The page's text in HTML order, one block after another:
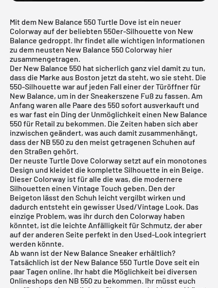
Mit dem New Balance 550 Turtle Dove ist ein neuer
Colorway auf der beliebten 550er-Silhouette von New
Balance gedroppt. Ihr findet alle wichtigen Informationen
zu dem neusten New Balance 550 Colorway hier
zusammengetragen.
Der New Balance 550 hat sicherlich ganz viel damit zu tun,
dass die Marke aus Boston jetzt da steht, wo sie steht. Die
550-Silhouette war auf jeden Fall einer der Türöffner für
New Balance, um in der Sneakerszene Fuß zu fassen. Am
Anfang waren alle Paare des 550 sofort ausverkauft und
es war fast ein Ding der Unmöglichkeit einen New Balance
550 für Retail zu bekommen. Die Zeiten haben sich aber
inzwischen geändert, was auch damit zusammenhängt,
dass der NB 550 zu den meist getragenen Schuhen auf
den Straßen gehört.
Der neuste Turtle Dove Colorway setzt auf ein monotones
Design und kleidet die komplette Silhouette in ein Beige.
Dieser Colorway ist für alle die was, die modernere
Silhouetten einen Vintage Touch geben. Den der
Beigeton lässt den Schuh leicht vergilbt wirken und
dadurch entsteht ein gewisser Used/Vintage Look. Das
einzige Problem, was ihr durch den Colorway haben
könntet, ist die leichte Anfälligkeit für Schmutz, der aber
auf der anderen Seite perfekt in den Used-Look integriert
werden könnte.
Ab wann ist der New Balance Sneaker erhältlich?
Tatsächlich ist der New Balance 550 Turtle Dove seit ein
paar Tagen online. Ihr habt die Möglichkeit bei diversen
Onlineshops den NB 550 zu bekommen. Ihr müsst euch